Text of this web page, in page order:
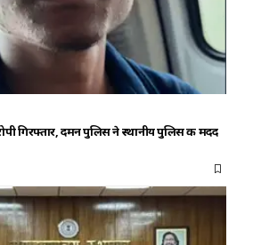
गिरफ्तार, दमन पुलिस ने स्थानीय पुलिस की मदद